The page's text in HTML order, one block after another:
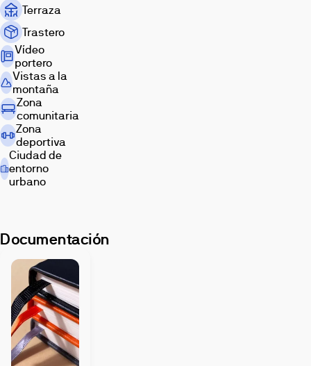
Terraza
Trastero
Vídeo
portero
Vistas a la
montaña
Zona
comunitaria
Zona
deportiva
Ciudad de
entorno
urbano
Documentación